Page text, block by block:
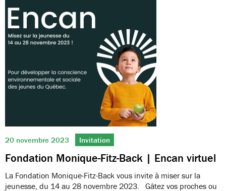
20 novembre 2023 Invitation
Fondation Monique-Fitz-Back | Encan virtuel
La Fondation Monique-Fitz-Back vous invite à miser sur la
jeunesse, du 14 au 28 novembre 2023. Gâtez vos proches ou